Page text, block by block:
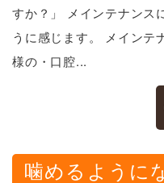
すか？」 メインテナンス
うに感じます。 メインテ
様の・口腔...
噛めるように